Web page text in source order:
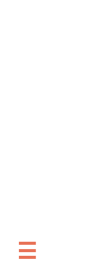
☰